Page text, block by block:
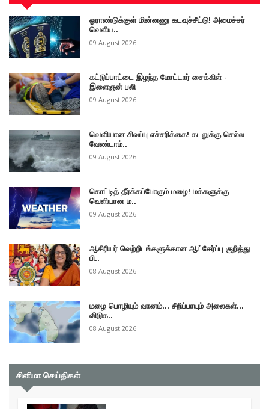
ஓராண்டுக்குள் மின்னணு கடவுச்சீட்டு! அமைச்சர்
வெளிய..
09 August 2026
கட்டுப்பாட்டை இழந்த மோட்டார் சைக்கிள் -
இளைஞன் பலி
09 August 2026
வௌியான சிவப்பு எச்சரிக்கை! கடலுக்கு செல்ல
வேண்டாம்..
09 August 2026
கொட்டித் தீர்க்கப்போகும் மழை! மக்களுக்கு
வெளியான ம..
09 August 2026
ஆசிரியர் வெற்றிடங்களுக்கான ஆட்சேர்ப்பு குறித்து
பி..
08 August 2026
மழை பொழியும் வானம்... சீறிப்பாயும் அலைகள்...
விடுக..
08 August 2026
சினிமா செய்திகள்